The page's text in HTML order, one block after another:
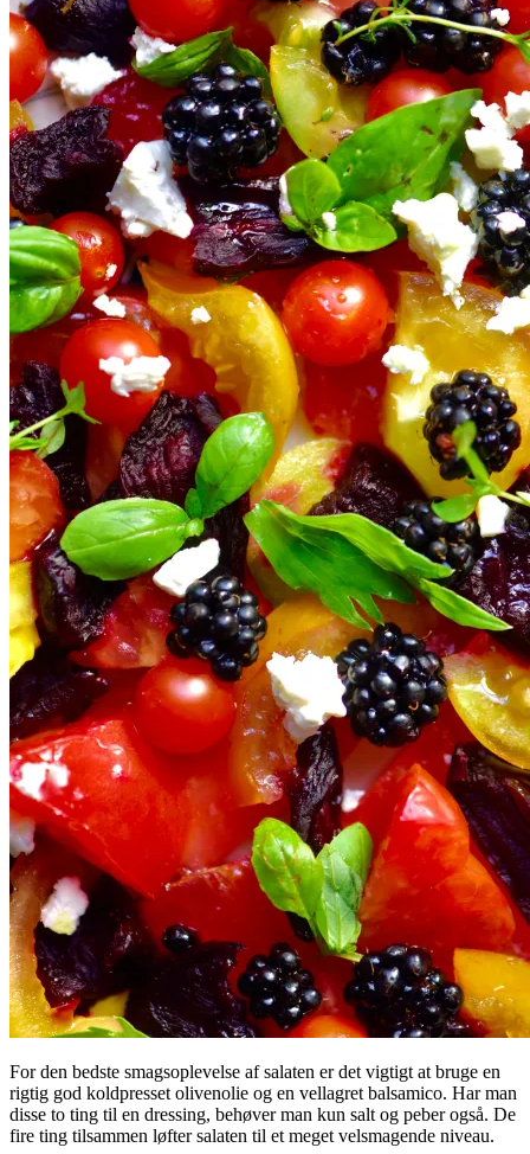
For den bedste smagsoplevelse af salaten er det vigtigt at bruge en
rigtig god koldpresset olivenolie og en vellagret balsamico. Har man
disse to ting til en dressing, behøver man kun salt og peber også. De
fire ting tilsammen løfter salaten til et meget velsmagende niveau.